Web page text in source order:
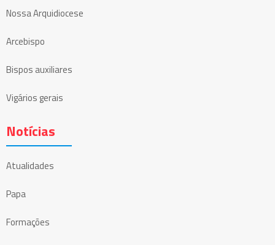
Nossa Arquidiocese
Arcebispo
Bispos auxiliares
Vigários gerais
Notícias
Atualidades
Papa
Formações